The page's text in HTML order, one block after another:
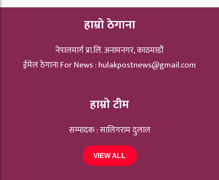
हाम्रो ठेगाना
नेपालमार्ग प्रा.लि. अनामनगर, काठमाडौं
ईमेल ठेगाना For News :hulakpostnews@gmail.com
हाम्रो टीम
सम्पादक : सालिगराम दुलाल
VIEW ALL